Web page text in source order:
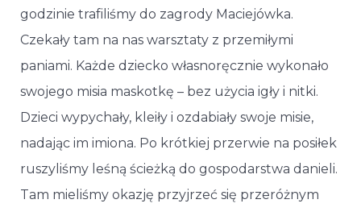
godzinie trafiliśmy do zagrody Maciejówka.
Czekały tam na nas warsztaty z przemiłymi
paniami. Każde dziecko własnoręcznie wykonało
swojego misia maskotkę – bez użycia igły i nitki.
Dzieci wypychały, kleiły i ozdabiały swoje misie,
nadając im imiona. Po krótkiej przerwie na posiłek
ruszyliśmy leśną ścieżką do gospodarstwa danieli.
Tam mieliśmy okazję przyjrzeć się przeróżnym